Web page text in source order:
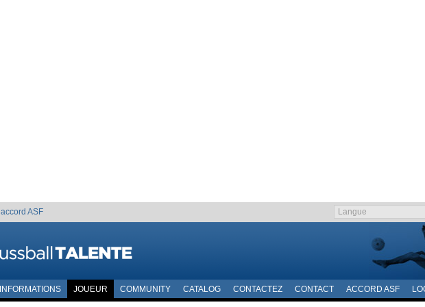
accord ASF
INFORMATIONS JOUEUR COMMUNITY CATALOG CONTACTEZ CONTACT ACCORD ASF